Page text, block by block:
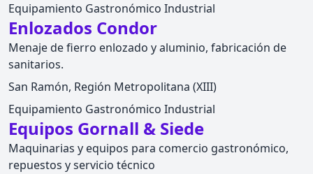
Equipamiento Gastronómico Industrial
Enlozados Condor
Menaje de fierro enlozado y aluminio, fabricación de
sanitarios.
San Ramón, Región Metropolitana (XIII)
Equipamiento Gastronómico Industrial
Equipos Gornall & Siede
Maquinarias y equipos para comercio gastronómico,
repuestos y servicio técnico